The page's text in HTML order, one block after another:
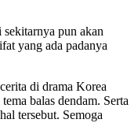
pun akan
yang ada padanya
di drama Korea
balas dendam. Serta
tersebut. Semoga